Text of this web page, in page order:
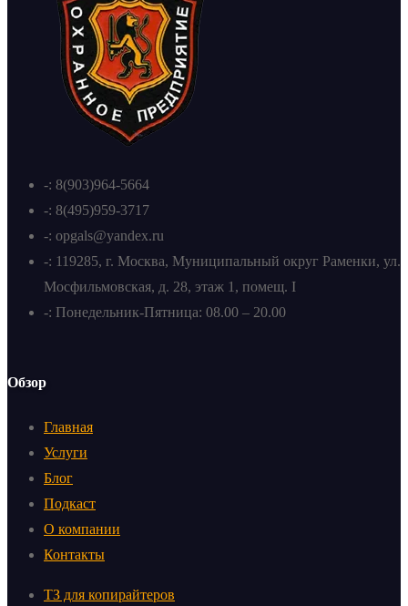
-: 8(903)964-5664
-: 8(495)959-3717
-: opgals@yandex.ru
-: 119285, г. Москва, Муниципальный округ Раменки, ул.
Мосфильмовская, д. 28, этаж 1, помещ. I
-: Понедельник-Пятница: 08.00 – 20.00
Обзор
Главная
Услуги
Блог
Подкаст
О компании
Контакты
ТЗ для копирайтеров